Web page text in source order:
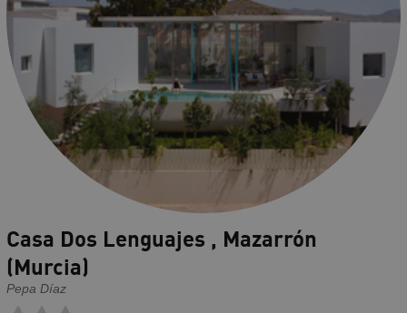
Casa Dos Lenguajes , Mazarrón
(Murcia)
Pepa Díaz